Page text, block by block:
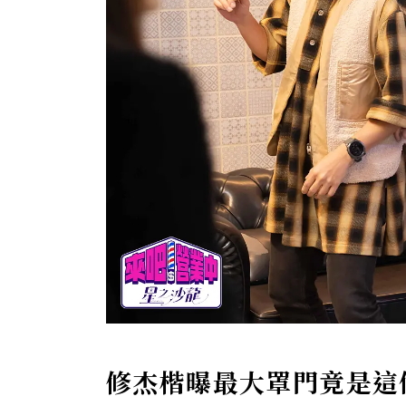
修杰楷曝最大罩門竟是這